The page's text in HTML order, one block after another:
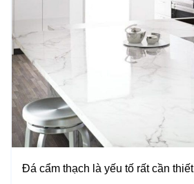
Đá cẩm thạch là yếu tố rất cần